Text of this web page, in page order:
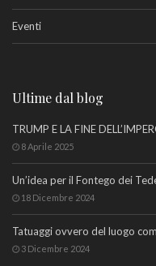
Eventi
Ultime dal blog
TRUMP E LA FINE
8 Aprile 2025
Un’idea per il Fontego dei
18 Dicembre 2024
Tatuaggi ovvero del luogo
3 Dicembre 2024